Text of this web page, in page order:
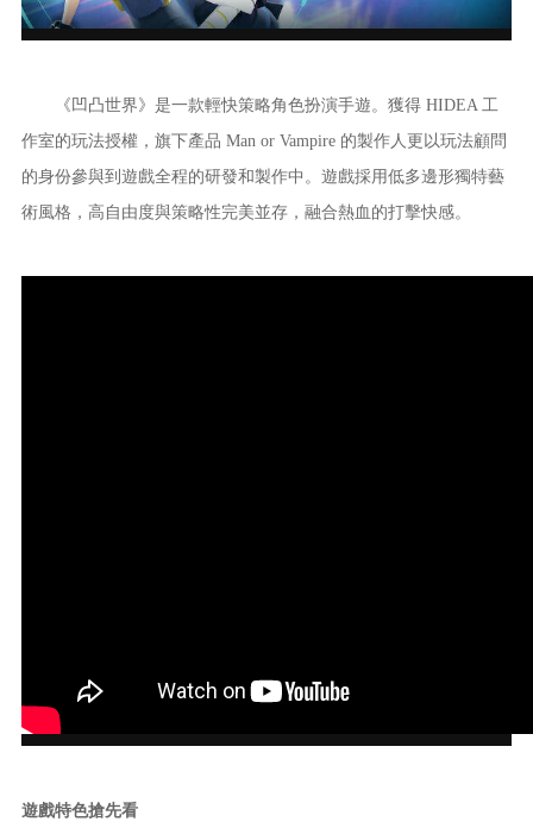
《凹凸世界》是一款輕快策略角色扮演手遊。獲得 HIDEA 工
作室的玩法授權，旗下產品 Man or Vampire 的製作人更以玩法顧問
的身份參與到遊戲全程的研發和製作中。遊戲採用低多邊形獨特藝
術風格，高自由度與策略性完美並存，融合熱血的打擊快感。
遊戲特色搶先看